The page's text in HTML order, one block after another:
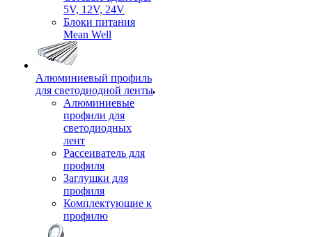
5V, 12V, 24V
Блоки питания
Mean Well
Алюминиевый профиль
для светодиодной ленты
Алюминиевые
профили для
светодиодных
лент
Рассеиватель для
профиля
Заглушки для
профиля
Комплектующие к
профилю